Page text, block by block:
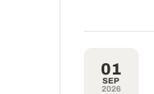
01
SEP
2026